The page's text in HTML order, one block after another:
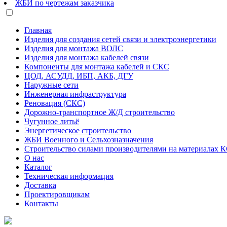
ЖБИ по чертежам заказчика
Главная
Изделия для создания сетей связи и электроэнергетики
Изделия для монтажа ВОЛС
Изделия для монтажа кабелей связи
Компоненты для монтажа кабелей и СКС
ЦОД, АСУДД, ИБП, АКБ, ДГУ
Наружные сети
Инженерная инфраструктура
Реновация (СКС)
Дорожно-транспортное Ж/Д строительство
Чугунное литьё
Энергетическое строительство
ЖБИ Военного и Сельхозназначения
Строительство силами производителями на материалах
О нас
Каталог
Техническая информация
Доставка
Проектировщикам
Контакты